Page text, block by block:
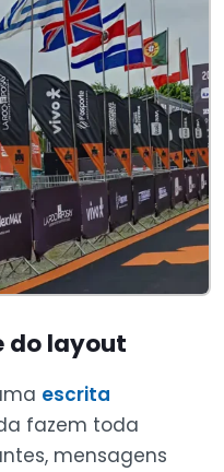
do layout
escrita
fazem toda
mensagens